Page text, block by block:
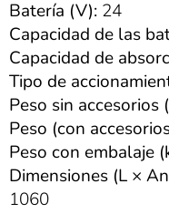
Batería (V): 24
Capacidad de las
Capacidad de
Tipo de
Peso sin accesorios
Peso (con
Peso con embalaje
Dimensiones (L ×
1060